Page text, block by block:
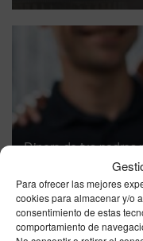
Para ofrecer las mejores
cookies para almacenar y/o
consentimiento de estas
comportamiento de
Dinero de tus padres
Hacienda lo
06/08/2026
precio